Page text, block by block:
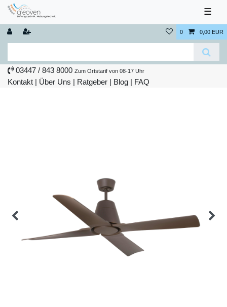
☰
0 0,00 EUR
03447 / 843 8000 Zum Ortstarif von 08-17 Uhr
Kontakt | Über Uns | Ratgeber | Blog | FAQ